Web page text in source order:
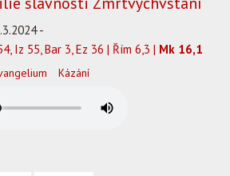
-
Iz 55, Bar 3, Ez 36 | Řím 6,3 | Mk 16,1
Kázání